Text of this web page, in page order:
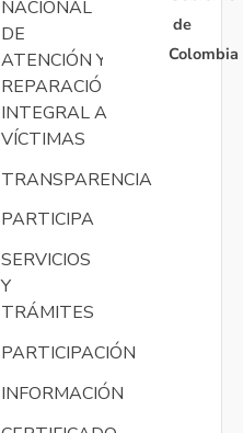
NACIONAL
DE
ATENCIÓN Y
REPARACIÓN
INTEGRAL A
VÍCTIMAS
TRANSPARENCIA
PARTICIPA
SERVICIOS
Y
TRÁMITES
PARTICIPACIÓN
INFORMACIÓN
de
Colombia